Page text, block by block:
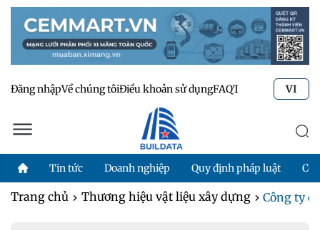
Đăng nhậpVề chúng tôiĐiều khoản sử dụngFAQTư vấn kỹ thuật
VI
Tin tức Doanh nghiệp Quy định pháp luật
Trang chủ Thương hiệu vật liệu xây dựng Công ty